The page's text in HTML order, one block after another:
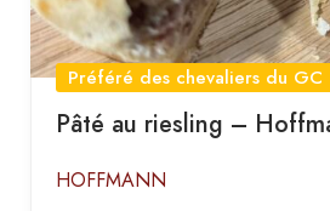
Préféré des chevaliers du GC
Pâté au riesling –
HOFFMANN